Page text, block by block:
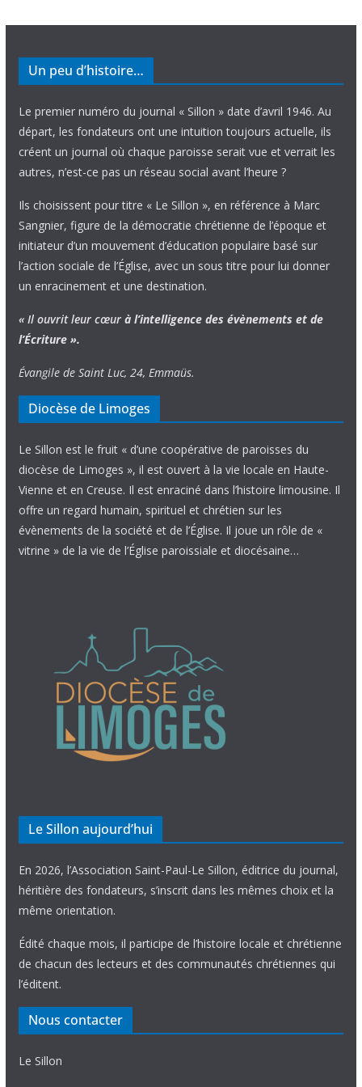
Un peu d’histoire…
Le premier numéro du journal « Sillon » date d’avril 1946. Au
départ, les fondateurs ont une intuition toujours actuelle, ils
créent un journal où chaque paroisse serait vue et verrait les
autres, n’est-ce pas un réseau social avant l’heure ?
Ils choisissent pour titre « Le Sillon », en référence à Marc
Sangnier, figure de la démocratie chrétienne de l’époque et
initiateur d’un mouvement d’éducation populaire basé sur
l’action sociale de l’Église, avec un sous titre pour lui donner
un enracinement et une destination.
« Il ouvrit leur cœur à l’intelligence des évènements et de
l’Écriture ».
Évangile de Saint Luc, 24, Emmaüs.
Diocèse de Limoges
Le Sillon est le fruit « d’une coopérative de paroisses du
diocèse de Limoges », il est ouvert à la vie locale en Haute-
Vienne et en Creuse. Il est enraciné dans l’histoire limousine. Il
offre un regard humain, spirituel et chrétien sur les
évènements de la société et de l’Église. Il joue un rôle de «
vitrine » de la vie de l’Église paroissiale et diocésaine…
Le Sillon aujourd’hui
En 2026, l’Association Saint-Paul-Le Sillon, éditrice du journal,
héritière des fondateurs, s’inscrit dans les mêmes choix et la
même orientation.
Édité chaque mois, il participe de l’histoire locale et chrétienne
de chacun des lecteurs et des communautés chrétiennes qui
l’éditent.
Nous contacter
Le Sillon